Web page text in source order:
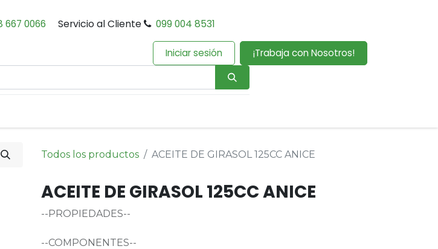
667 0066 Servicio al Cliente 099 004 8531
Iniciar sesión ¡Trabaja con Nosotros!
Todos los productos ACEITE DE GIRASOL 125CC ANICE
ACEITE DE GIRASOL 125CC ANICE
--PROPIEDADES--
--COMPONENTES--